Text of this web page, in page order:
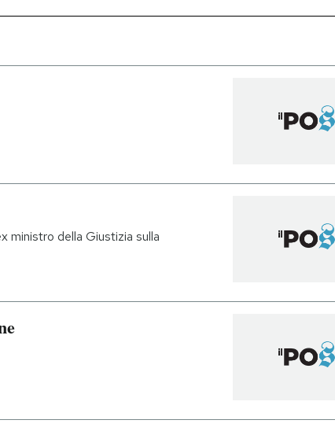
ministro della Giustizia sulla